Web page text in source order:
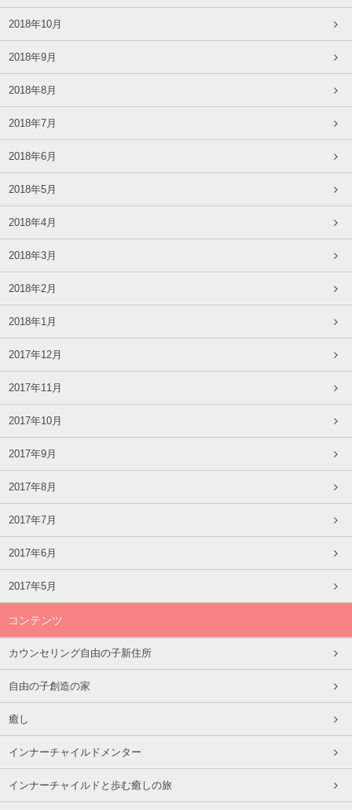
2018年10月
2018年9月
2018年8月
2018年7月
2018年6月
2018年5月
2018年4月
2018年3月
2018年2月
2018年1月
2017年12月
2017年11月
2017年10月
2017年9月
2017年8月
2017年7月
2017年6月
2017年5月
コンテンツ
カウンセリング自由の子新住所
自由の子創造の家
癒し
インナーチャイルドメンター
インナーチャイルドと歩む癒しの旅